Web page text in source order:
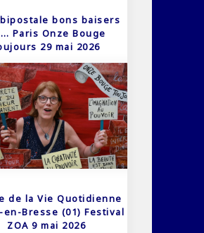
bons baisers
Paris Onze Bouge
29 mai 2026
de la Vie Quotidienne
en-Bresse (01) Festival
ZOA 9 mai 2026